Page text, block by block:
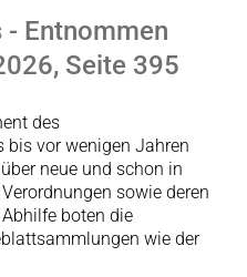
Entnommen
Seite 395
des
bis vor wenigen Jahren
neue und schon in
sowie deren
boten die
wie der